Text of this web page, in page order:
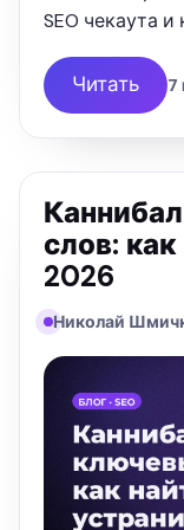
SEO чекаута
Читать 7
слов:
2026
Николай